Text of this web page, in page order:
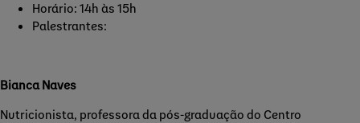
Horário: 14h às 15h
Palestrantes:
Bianca Naves
Nutricionista, professora da pós-graduação do Centro